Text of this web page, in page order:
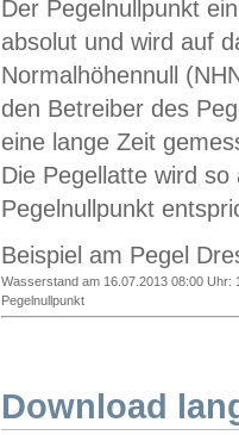
Der Pegelnullpunkt
absolut und wird auf
Normalhöhennull
den Betreiber des
eine lange Zeit
Die Pegellatte wird
Pegelnullpunkt
Beispiel am Pegel
Wasserstand am 16.07.2013 08:00 Uhr:
Pegelnullpunkt
Download